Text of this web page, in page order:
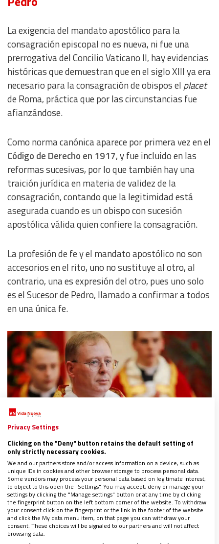
La exigencia del mandato apostólico para la
consagración episcopal no es nueva, ni fue una
prerrogativa del Concilio Vaticano II, hay evidencias
históricas que demuestran que en el siglo XIII ya era
necesario para la consagración de obispos el placet
de Roma, práctica que por las circunstancias fue
afianzándose.
Como norma canónica aparece por primera vez en el
Código de Derecho en 1917, y fue incluido en las
reformas sucesivas, por lo que también hay una
traición jurídica en materia de validez de la
consagración, contando que la legitimidad está
asegurada cuando es un obispo con sucesión
apostólica válida quien confiere la consagración.
La profesión de fe y el mandato apostólico no son
accesorios en el rito, uno no sustituye al otro, al
contrario, una es expresión del otro, pues uno solo
es el Sucesor de Pedro, llamado a confirmar a todos
en una única fe.
Que Roma se puede equivocar, nadie lo duda ni lo
niega. La historia también ha demostrado que
infalible solo es el papa — en materia de fe —, no
el Vaticano, ni menos la Curia Romana, pero el tema
no es que haya algún error sino en cómo se asegura
la unidad de la Iglesia, por encima de los pecados y
errores de sus miembros.
Privacy Settings
Clicking on the "Deny" button retains the default setting of
only strictly necessary cookies.
We and our partners store and/or access information on a device, such as
unique IDs in cookies and other browser storage to process personal data.
Some vendors may process your personal data based on legitimate interest,
to object to this open the "Settings". You may accept, deny or manage your
settings by clicking the "Manage settings" button or at any time by clicking
the fingerprint button on the left bottom corner of the website. To withdraw
your consent click on the fingerprint or the link in the footer of the website
and click the My data menu item, on that page you can withdraw your
consent. These choices will be signaled to our partners and will not affect
browsing data.